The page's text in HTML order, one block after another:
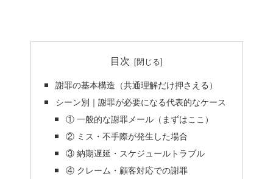
目次
謝罪の基本構造（共通理解だけ押さえる）
シーン別｜謝罪が必要になる代表的なケース
① 一般的な謝罪メール（まずはここ）
② ミス・不手際が発生した場合
③ 納期遅延・スケジュールトラブル
④ クレーム・顧客対応での謝罪